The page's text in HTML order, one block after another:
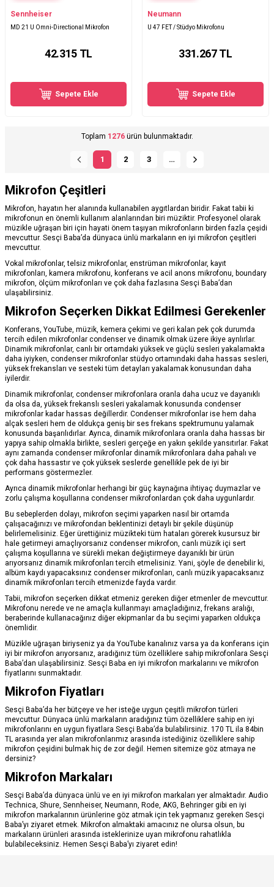
Sennheiser
MD 21 U Omni-Directional Mikrofon
42.315TL
Sepete Ekle
Neumann
U 47 FET / Stüdyo Mikrofonu
331.267TL
Sepete Ekle
Toplam 1276ürün bulunmaktadır.
1 2 3 …
Mikrofon Çeşitleri
Mikrofon, hayatın her alanında kullanabilen aygıtlardan biridir. Fakat tabii ki
mikrofonun en önemli kullanım alanlarından biri müziktir. Profesyonel olarak
müzikle uğraşan biri için hayati önem taşıyan mikrofonların birden fazla çeşidi
mevcuttur. Sesçi Baba’da dünyaca ünlü markaların en iyi mikrofon çeşitleri
mevcuttur.
Vokal mikrofonlar, telsiz mikrofonlar, enstrüman mikrofonlar, kayıt
mikrofonları, kamera mikrofonu, konferans ve acil anons mikrofonu, boundary
mikrofon, ölçüm mikrofonları ve çok daha fazlasına Sesçi Baba’dan
ulaşabilirsiniz.
Mikrofon Seçerken Dikkat Edilmesi Gerekenler
Konferans, YouTube, müzik, kemera çekimi ve geri kalan pek çok durumda
tercih edilen mikrofonlar condenser ve dinamik olmak üzere ikiye ayrılırlar.
Dinamik mikrofonlar, canlı bir ortamdaki yüksek ve güçlü sesleri yakalamakta
daha iyiyken, condenser mikrofonlar stüdyo ortamındaki daha hassas sesleri,
yüksek frekansları ve sesteki tüm detayları yakalamak konusundan daha
iyilerdir.
Dinamik mikrofonlar, condenser mikrofonlara oranla daha ucuz ve dayanıklı
da olsa da, yüksek frekanslı sesleri yakalamak konusunda condenser
mikrofonlar kadar hassas değillerdir. Condenser mikrofonlar ise hem daha
alçak sesleri hem de oldukça geniş bir ses frekans spektrumunu yalamak
konusunda başarılıdırlar. Ayrıca, dinamik mikrofonlara oranla daha hassas bir
yapıya sahip olmakla birlikte, sesleri gerçeğe en yakın şekilde yansıtırlar. Fakat
aynı zamanda condenser mikrofonlar dinamik mikrofonlara daha pahalı ve
çok daha hassastır ve çok yüksek seslerde genellikle pek de iyi bir
performans göstermezler.
Ayrıca dinamik mikrofonlar herhangi bir güç kaynağına ihtiyaç duymazlar ve
zorlu çalışma koşullarına condenser mikrofonlardan çok daha uygunlardır.
Bu sebeplerden dolayı, mikrofon seçimi yaparken nasıl bir ortamda
çalışacağınızı ve mikrofondan beklentinizi detaylı bir şekile düşünüp
belirlemelisiniz. Eğer ürettiğiniz müzikteki tüm hataları görerek kusursuz bir
hale getirmeyi amaçlıyorsanız condenser mikrofon, canlı müzik içi sert
çalışma koşullarına ve sürekli mekan değiştirmeye dayanıklı bir ürün
arıyorsanız dinamik mikrofonları tercih etmelisiniz. Yani, şöyle de denebilir ki,
albüm kaydı yapacaksınız condenser mikrofonları, canlı müzik yapacaksanız
dinamik mikrofonları tercih etmenizde fayda vardır.
Tabii, mikrofon seçerken dikkat etmeniz gereken diğer etmenler de mevcuttur.
Mikrofonu nerede ve ne amaçla kullanmayı amaçladığınız, frekans aralığı,
beraberinde kullanacağınız diğer ekipmanlar da bu seçimi yaparken oldukça
önemlidir.
Müzikle uğraşan biriyseniz ya da YouTube kanalınız varsa ya da konferans için
iyi bir mikrofon arıyorsanız, aradığınız tüm özelliklere sahip mikrofonlara Sesçi
Baba’dan ulaşabilirsiniz. Sesçi Baba en iyi mikrofon markalarını ve mikrofon
fiyatlarını sunmaktadır.
Mikrofon Fiyatları
Sesçi Baba’da her bütçeye ve her isteğe uygun çeşitli mikrofon türleri
mevcuttur. Dünyaca ünlü markaların aradığınız tüm özelliklere sahip en iyi
mikrofonlarını en uygun fiyatlara Sesçi Baba’da bulabilirsiniz. 170 TL ila 84bin
TL arasında yer alan mikrofonlarımız arasında istediğiniz özelliklere sahip
mikrofon çeşidini bulmak hiç de zor değil. Hemen sitemize göz atmaya ne
dersiniz?
Mikrofon Markaları
Sesçi Baba’da dünyaca ünlü ve en iyi mikrofon markaları yer almaktadır. Audio
Technica, Shure, Sennheiser, Neumann, Rode, AKG, Behringer gibi en iyi
mikrofon markalarının ürünlerine göz atmak için tek yapmanız gereken Sesçi
Baba’yı ziyaret etmek. Mikrofon almaktaki amacınız ne olursa olsun, bu
markaların ürünleri arasında isteklerinize uyan mikrofonu rahatlıkla
bulabileceksiniz. Hemen Sesçi Baba’yı ziyaret edin!